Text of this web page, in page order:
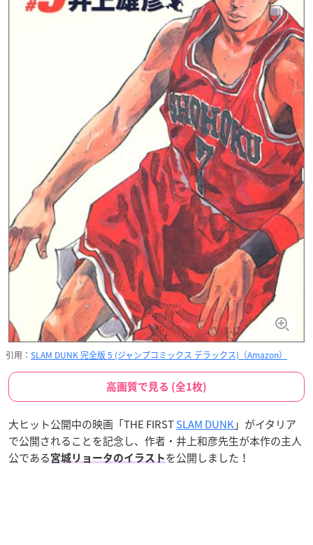
引用： SLAM DUNK 完全版 5 (ジャンプコミックス デラックス)（Amazon）
高画質で見る (全1枚)
大ヒット公開中の映画「THE FIRSTSLAM DUNK」がイタリア
で公開されることを記念し、作者・井上和彦先生が本作の主人
公である 宮城リョータのイラスト を公開しました！